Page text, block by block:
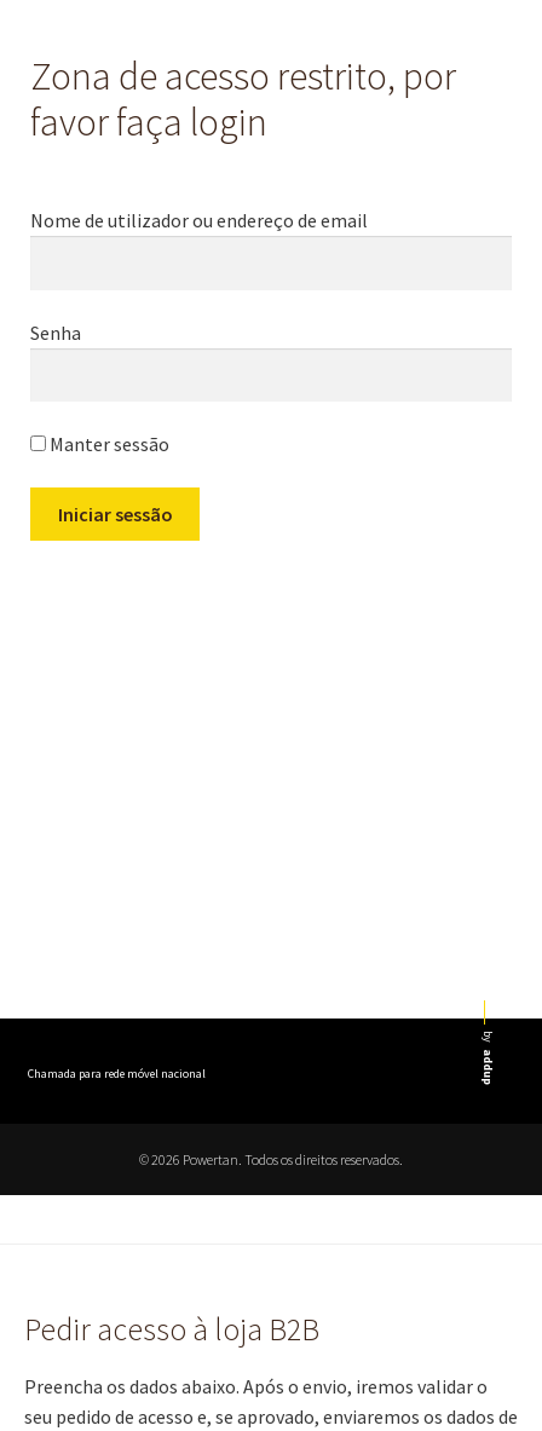
Zona de acesso restrito, por
favor faça login
Nome de utilizador ou endereço de email
Senha
Manter sessão
Chamada para rede móvel nacional
by
addup
© 2026 Powertan. Todos os direitos reservados.
Pedir acesso à loja B2B
Preencha os dados abaixo. Após o envio, iremos validar o
seu pedido de acesso e, se aprovado, enviaremos os dados de